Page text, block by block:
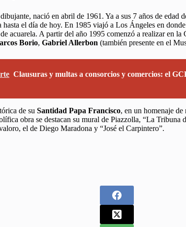
nació en abril de 1961. Ya a sus 7 años de edad
hasta el día de hoy. En 1985 viajó a Los Ángeles en
acuarela. A partir del año 1995 comenzó a realizar en
Borio, Gabriel Allerbon (también presente en el
Clausuras y multas a consorcios y comercios: el
de su Santidad Papa Francisco, en un homenaje
obra se destacan su mural de Piazzolla, “La
el de Diego Maradona y “José el Carpintero”.